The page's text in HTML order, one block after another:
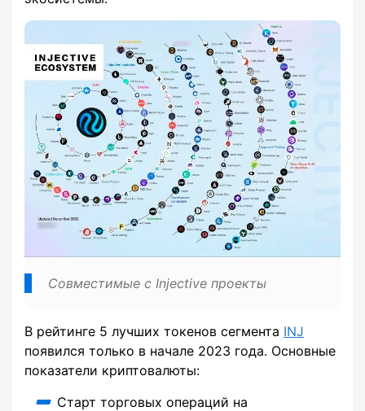
Совместимые с Injective проекты
В рейтинге 5 лучших токенов сегмента INJ
появился только в начале 2023 года. Основные
показатели криптовалюты:
Старт торговых операций на